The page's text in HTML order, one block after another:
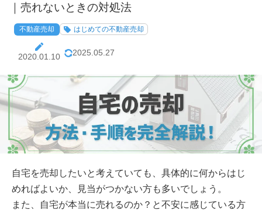
｜売れないときの対処法
不動産売却 はじめての不動産売却
2020.01.10 2025.05.27
自宅を売却したいと考えていても、具体的に何からはじ
めればよいか、見当がつかない方も多いでしょう。
また、自宅が本当に売れるのか？と不安に感じている方